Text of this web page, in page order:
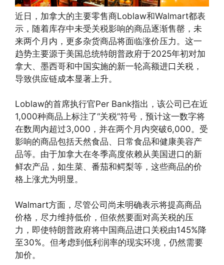
近日，加拿大的主要零售商Loblaw和Walmart都表
示，随着库存中未受关税影响的商品逐渐售罄，未
来两个月内，更多杂货商品将面临涨价压力。这一
趋势主要源于美国总统特朗普政府于2025年初对加
拿大、墨西哥和中国实施的新一轮高额进口关税，
导致供应链成本显著上升。
Loblaw的首席执行官Per Bank指出，该公司已在近
1,000种商品上标注了“关税”符号，预计这一数字将
在数周内超过3,000，并在两个月内突破6,000。受
影响的商品包括天然食品、日常食品和健康美容产
品等。由于加拿大在冬季高度依赖从美国进口的新
鲜农产品，如生菜、番茄和鳄梨等，这些商品的价
格上涨尤为明显。
Walmart方面，尽管公司尚未明确表示将提高商品
价格，尽力维持低价，但依然要面对高关税的压
力，即使特朗普政府将中国商品进口关税由145%降
至30%。但考虑到低利润率的现实环境，仍然需要
加价。